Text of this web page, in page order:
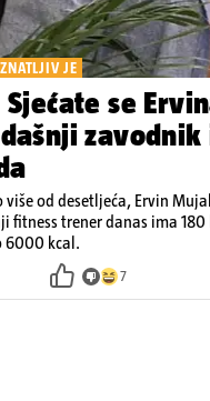
JE
Sjećate se
više od desetljeća, Ervin
fitness trener danas ima
6000 kcal.
7